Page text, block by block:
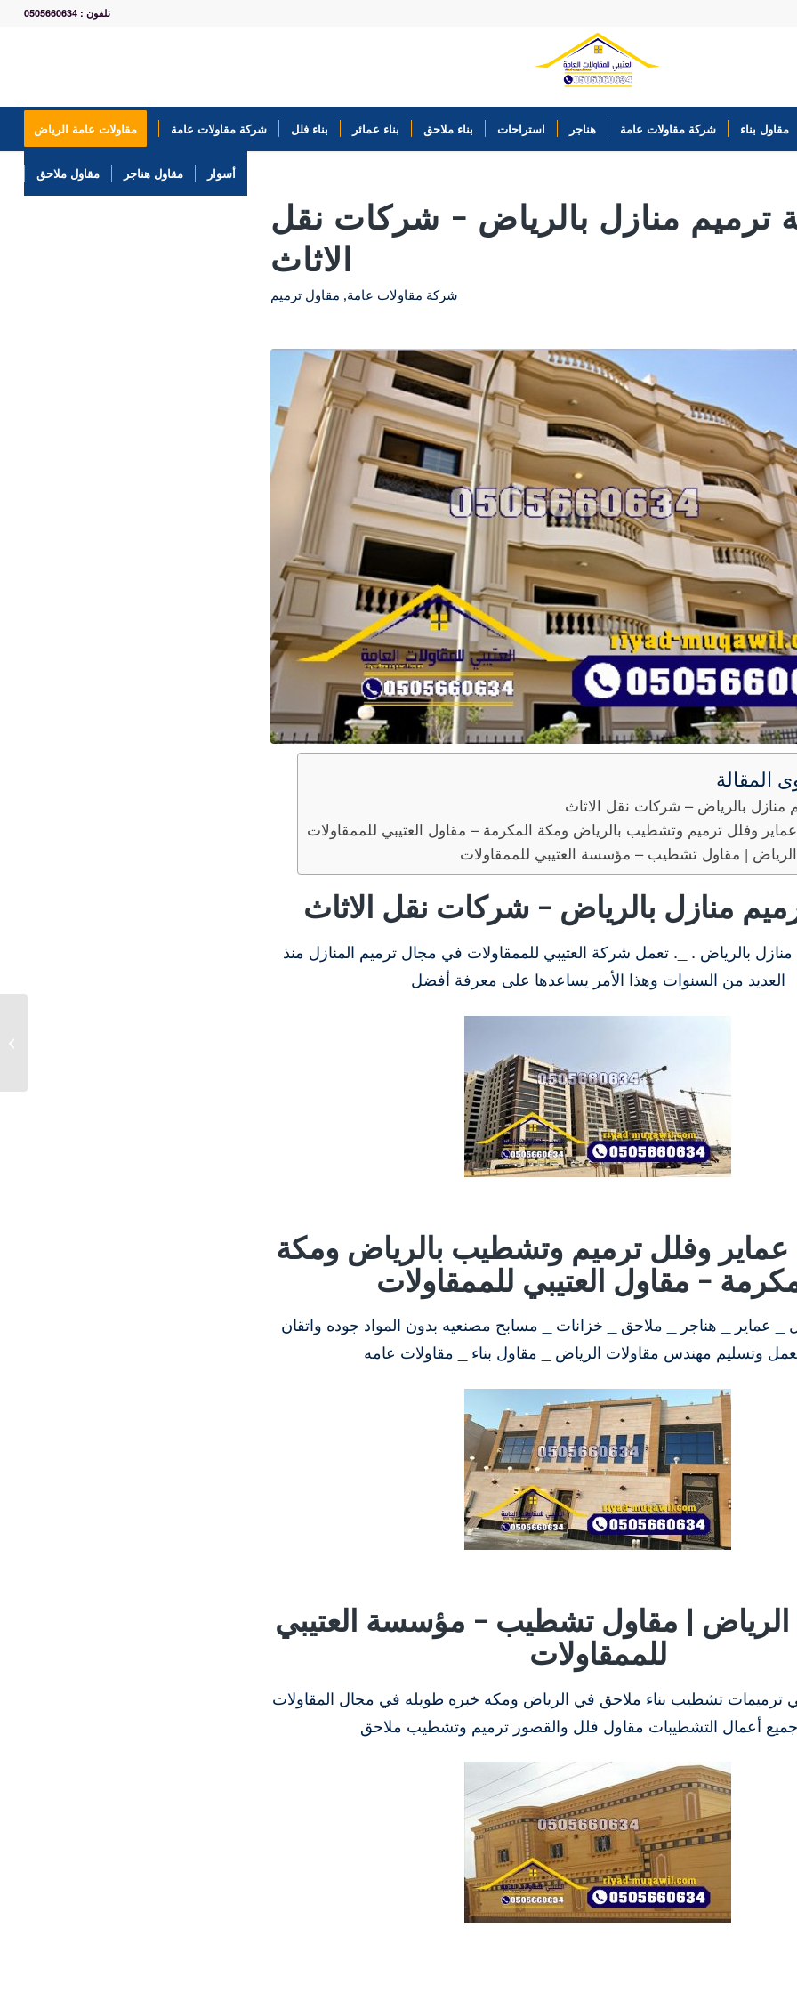
تلفون : 0505660634
مقاولات عامة الرياض شركة مقاولات عامة بناء فلل بناء عمائر بناء ملاحق استراحات هناجر شركة مقاولات عامة مقاول بناء
مقاول ملاحق مقاول هناجر أسوار
ترميم منازل بالرياض – شركات نقل
الاثاث
شركة مقاولات عامة, مقاول ترميم
المقالة
منازل بالرياض – شركات نقل الاثاث
عماير وفلل ترميم وتشطيب بالرياض ومكة المكرمة – مقاول العتيبي للممقاولات
الرياض | مقاول تشطيب – مؤسسة العتيبي للممقاولات
منازل بالرياض – شركات نقل الاثاث
بالرياض . _. تعمل شركة العتيبي للممقاولات في مجال ترميم المنازل منذ
العديد من السنوات وهذا الأمر يساعدها على معرفة أفضل
عماير وفلل ترميم وتشطيب بالرياض ومكة
– مقاول العتيبي للممقاولات
_ عماير _ هناجر _ ملاحق _ خزانات _ مسابح مصنعيه بدون المواد جوده واتقان
وتسليم مهندس مقاولات الرياض _ مقاول بناء _ مقاولات عامه
الرياض | مقاول تشطيب – مؤسسة العتيبي
للممقاولات
ترميمات تشطيب بناء ملاحق في الرياض ومكه خبره طويله في مجال المقاولات
جميع أعمال التشطيبات مقاول فلل والقصور ترميم وتشطيب ملاحق